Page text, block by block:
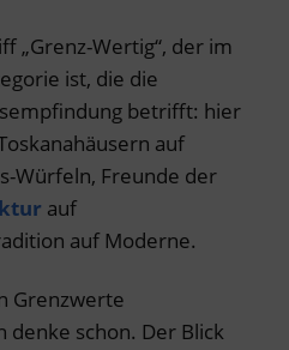
„Grenz-Wertig“, der im
ist, die die
betrifft: hier
auf
Würfeln, Freunde der
auf
auf Moderne.
Grenzwerte
denke schon. Der Blick